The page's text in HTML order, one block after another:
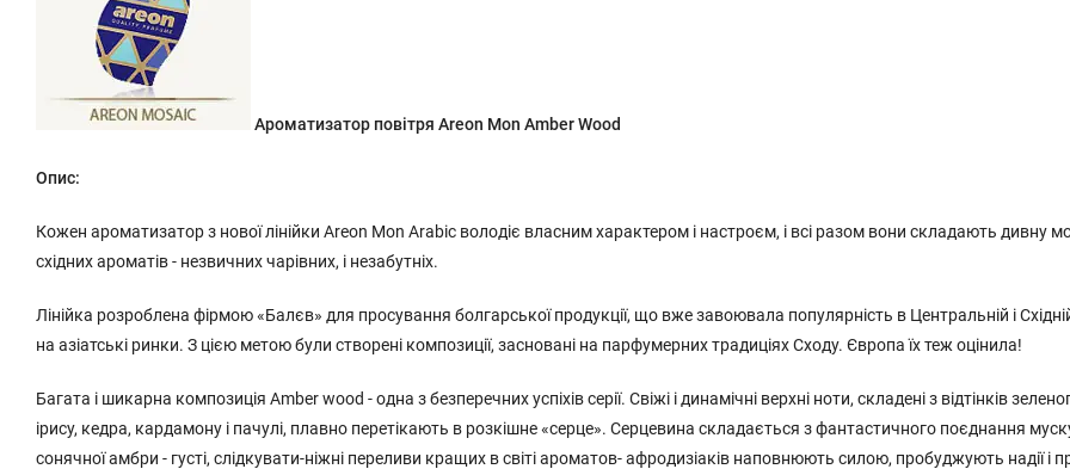
Ароматизатор повітря Areon Mon Amber Wood
Опис:
Кожен ароматизатор з нової лінійки Areon Mon Arabic володіє власним характером і настроєм, і всі разом вони складають дивну
східних ароматів - незвичних чарівних, і незабутніх.
Лінійка розроблена фірмою «Балєв» для просування болгарської продукції, що вже завоювала популярність в Центральній і
на азіатські ринки. З цією метою були створені композиції, засновані на парфумерних традиціях Сходу. Європа їх теж оцінила!
Багата і шикарна композиція Amber wood - одна з безперечних успіхів серії. Свіжі і динамічні верхні ноти, складені з відтінків
ірису, кедра, кардамону і пачулі, плавно перетікають в розкішне «серце». Серцевина складається з фантастичного поєднання
сонячної амбри - густі, слідкувати-ніжні переливи кращих в світі ароматов- афродизіаків наповнюють силою, пробуджують надії і